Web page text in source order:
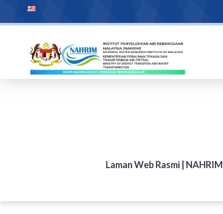
Laman Web Rasmi | NAHRIM